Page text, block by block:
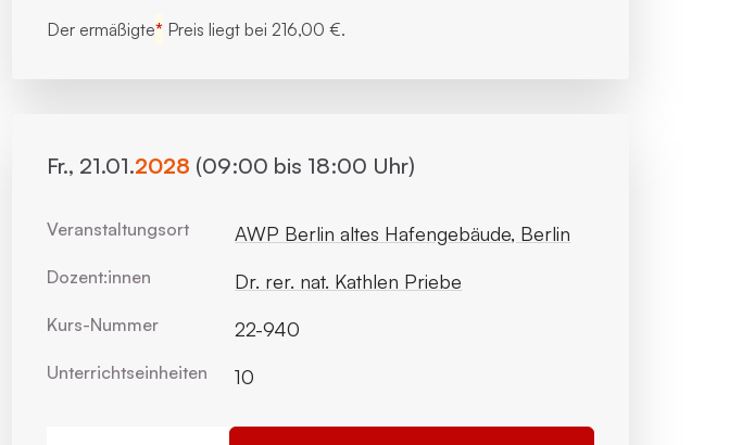
Der ermäßigte* Preis liegt bei 216,00 €.
Fr., 21.01.2028 (09:00 bis 18:00 Uhr)
Veranstaltungsort AWP Berlin altes Hafengebäude, Berlin
Dozent:innen Dr. rer. nat. Kathlen Priebe
Kurs-Nummer 22-940
Unterrichts­einheiten 10